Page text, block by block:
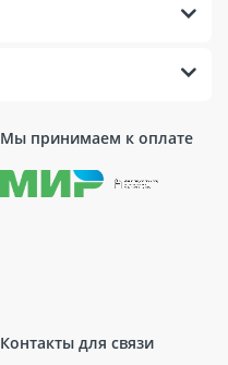
Мы принимаем к оплате
Контакты для связи